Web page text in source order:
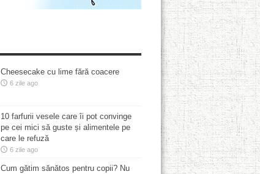
Cheesecake cu lime fără coacere
6 zile ago
10 farfurii vesele care îi pot convinge
pe cei mici să guste și alimentele pe
care le refuză
6 zile ago
Cum gătim sănătos pentru copii? Nu